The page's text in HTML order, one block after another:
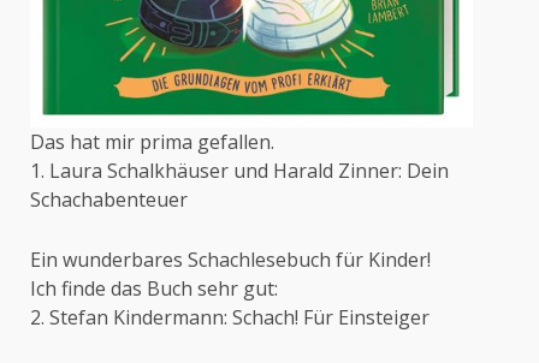
Das hat mir prima gefallen.
1. Laura Schalkhäuser und Harald Zinner: Dein
Schachabenteuer
Ein wunderbares Schachlesebuch für Kinder!
Ich finde das Buch sehr gut:
2. Stefan Kindermann: Schach! Für Einsteiger